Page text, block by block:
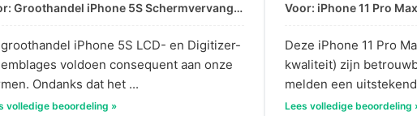
Voor: Groothandel iPhone 5S Schermvervanging | Hoogwaardige LCD- & Digitizer-assemblage
iPhone 5S LCD- en Digitizer-
voldoen consequent aan onze
Ondanks dat het ...
volledige beoordeling »
Deze iPhone 11 Pro
kwaliteit) zijn
melden een
Lees volledige beoordeling